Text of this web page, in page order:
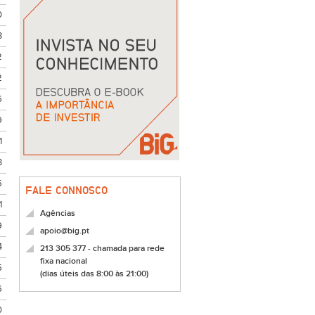
FALE CONNOSCO
Agências
apoio@big.pt
213 305 377 - chamada para rede
fixa nacional
(dias úteis das 8:00 às 21:00)